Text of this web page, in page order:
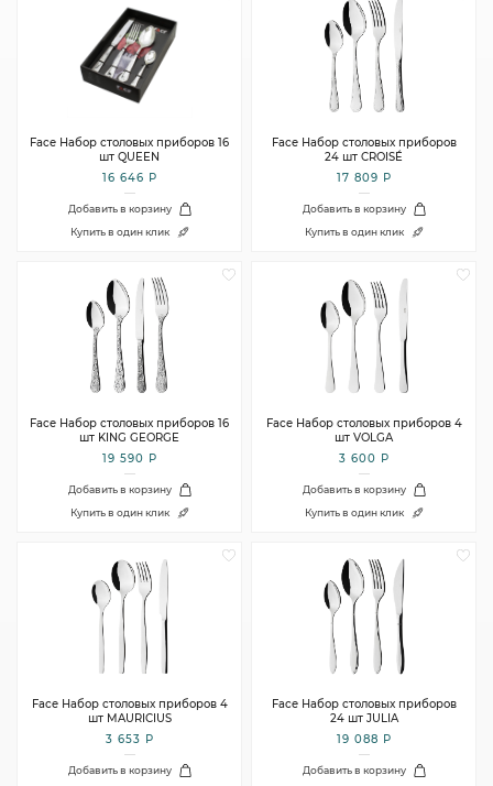
Face Набор столовых приборов 16
шт QUEEN
16 646 Р
Добавить в корзину
Купить в один клик
Face Набор столовых приборов
24 шт CROISÉ
17 809 Р
Добавить в корзину
Купить в один клик
Face Набор столовых приборов 16
шт KING GEORGE
19 590 Р
Добавить в корзину
Купить в один клик
Face Набор столовых приборов 4
шт VOLGA
3 600 Р
Добавить в корзину
Купить в один клик
Face Набор столовых приборов 4
шт MAURICIUS
3 653 Р
Добавить в корзину
Face Набор столовых приборов
24 шт JULIA
19 088 Р
Добавить в корзину